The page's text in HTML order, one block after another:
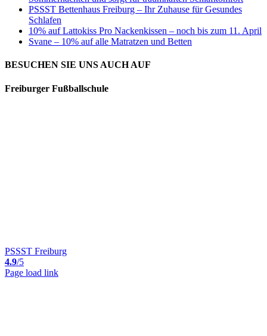
PSSST Bettenhaus Freiburg – Ihr Zuhause für Gesundes
Schlafen
10% auf Lattokiss Pro Nackenkissen – noch bis zum 11. April
Svane – 10% auf alle Matratzen und Betten
BESUCHEN SIE UNS AUCH AUF
Freiburger Fußballschule
PSSST Freiburg
4.9/5
Page load link